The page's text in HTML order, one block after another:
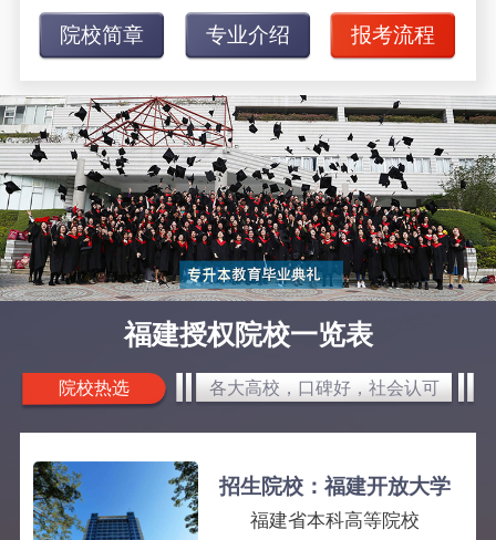
院校简章 专业介绍 报考流程
福建授权院校一览表
院校热选 各大高校，口碑好，社会认可
招生院校：福建开放大学
福建省本科高等院校